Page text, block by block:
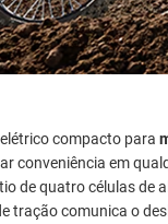
compacto para
conveniência em
de quatro células de
tração comunica o